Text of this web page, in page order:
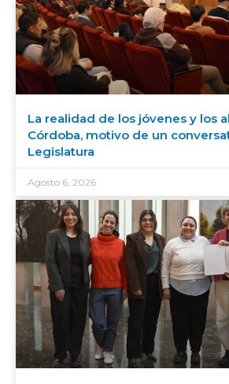
La realidad de los jóvenes y los
Córdoba, motivo de un
Legislatura
Agosto 6, 2026